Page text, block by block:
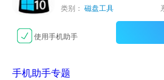
类别： 磁盘工具
使用手机助手
手机助手专题